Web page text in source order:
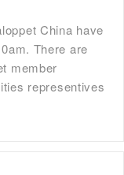
China have
There are
member
representives